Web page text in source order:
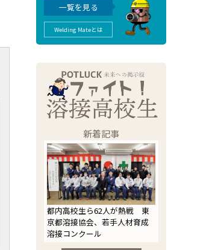
一覧を見る
Welding Mateとは
新着記事
都内高校生ら62人が熱戦 東
京都溶接協会、若手人材育成
溶接コンクール